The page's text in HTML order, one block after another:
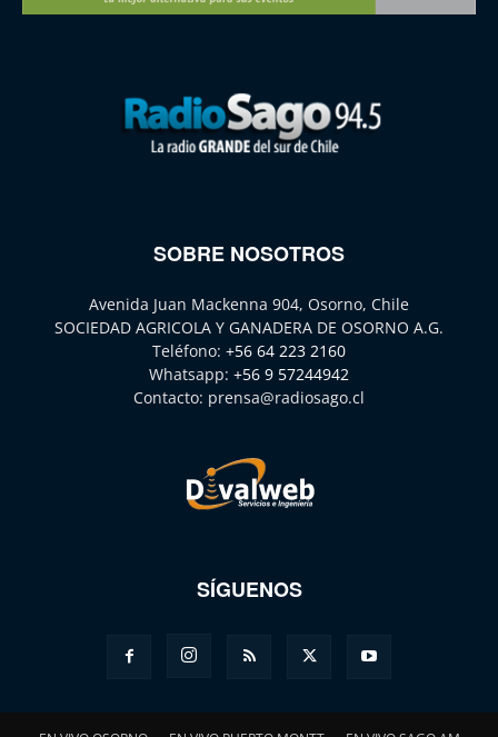
SOBRE NOSOTROS
Avenida Juan Mackenna 904, Osorno, Chile
SOCIEDAD AGRICOLA Y GANADERA DE OSORNO A.G.
Teléfono: +56 64 223 2160
Whatsapp: +56 9 57244942
Contacto: prensa@radiosago.cl
SÍGUENOS